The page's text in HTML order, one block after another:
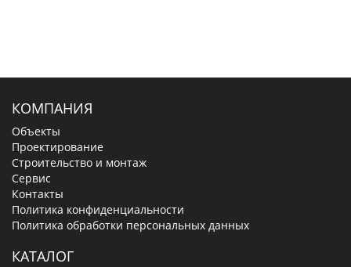
КОМПАНИЯ
Объекты
Проектирование
Строительство и монтаж
Сервис
Контакты
Политика конфиденциальности
Политика обработки персональных данных
КАТАЛОГ